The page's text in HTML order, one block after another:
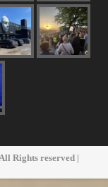
Rights reserved |